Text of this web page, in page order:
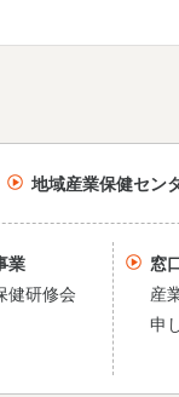
地域産業保健セン
業
健研修会
窓
産
申